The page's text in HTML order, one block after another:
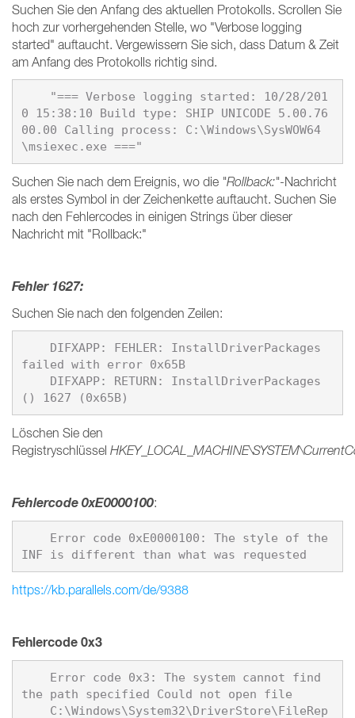
Suchen Sie den Anfang des aktuellen Protokolls. Scrollen Sie
hoch zur vorhergehenden Stelle, wo "Verbose logging
started" auftaucht. Vergewissern Sie sich, dass Datum & Zeit
am Anfang des Protokolls richtig sind.
0 15:38:10 Build type: SHIP UNICODE 5.00.76
00.00 Calling process: C:\Windows\SysWOW64
Suchen Sie nach dem Ereignis, wo die "Rollback:"-Nachricht
als erstes Symbol in der Zeichenkette auftaucht. Suchen Sie
nach den Fehlercodes in einigen Strings über dieser
Nachricht mit "Rollback:"
Fehler 1627:
Suchen Sie nach den folgenden Zeilen:
failed with error 0x65B
Löschen Sie den
Registryschlüssel
Fehlercode 0xE0000100:
https://kb.parallels.com/de/9388
Fehlercode 0x3
the path specified Could not open file